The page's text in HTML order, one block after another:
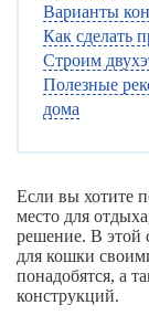
Варианты
Как сделать
Строим
Полезные
дома
Если вы хотите
место для
решение. В этой
для кошки
понадобятся, а
конструкций.